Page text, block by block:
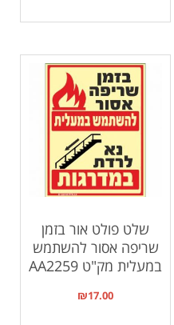
שלט פולט אור בזמן
שריפה אסור להשתמש
במעלית מק"ט AA2259
₪17.00